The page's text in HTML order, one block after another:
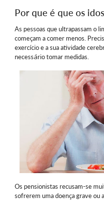
Por que é que os
As pessoas que ultrapassam o
começam a comer menos.
exercício e a sua atividade
necessário tomar medidas.
Os pensionistas recusam-se
sofrerem uma doença grave ou